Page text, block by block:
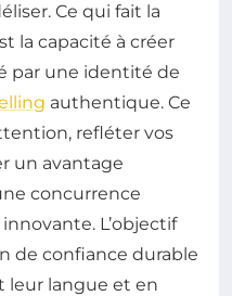
Ce qui fait la
la capacité à créer
par une identité de
authentique. Ce
refléter vos
un avantage
concurrence
L’objectif
de confiance durable
leur langue et en